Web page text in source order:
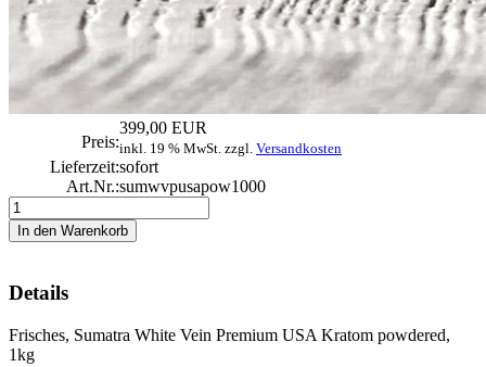
Preis:
399,00 EUR
inkl. 19 % MwSt. zzgl. Versandkosten
Lieferzeit:sofort
Art.Nr.:sumwvpusapow1000
Details
Frisches, Sumatra White Vein Premium USA Kratom powdered,
1kg